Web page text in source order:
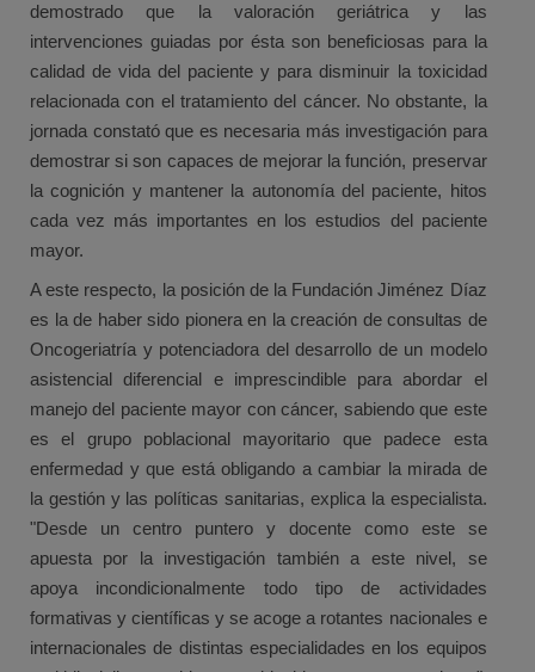
demostrado que la valoración geriátrica y las
intervenciones guiadas por ésta son beneficiosas para la
calidad de vida del paciente y para disminuir la toxicidad
relacionada con el tratamiento del cáncer. No obstante, la
jornada constató que es necesaria más investigación para
demostrar si son capaces de mejorar la función, preservar
la cognición y mantener la autonomía del paciente, hitos
cada vez más importantes en los estudios del paciente
mayor.
A este respecto, la posición de la Fundación Jiménez Díaz
es la de haber sido pionera en la creación de consultas de
Oncogeriatría y potenciadora del desarrollo de un modelo
asistencial diferencial e imprescindible para abordar el
manejo del paciente mayor con cáncer, sabiendo que este
es el grupo poblacional mayoritario que padece esta
enfermedad y que está obligando a cambiar la mirada de
la gestión y las políticas sanitarias, explica la especialista.
"Desde un centro puntero y docente como este se
apuesta por la investigación también a este nivel, se
apoya incondicionalmente todo tipo de actividades
formativas y científicas y se acoge a rotantes nacionales e
internacionales de distintas especialidades en los equipos